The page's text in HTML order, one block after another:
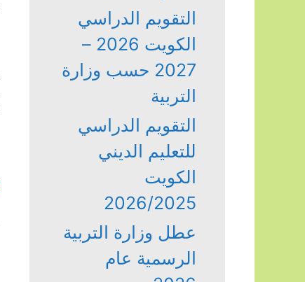
التقويم الدراسي
الكويت 2026 –
2027 حسب وزارة
التربية
التقويم الدراسي
للتعليم الديني
الكويت
2026/2025
عطل وزارة التربية
الرسمية عام